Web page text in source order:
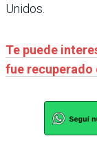
Unidos.
Te puede
fue recuperado